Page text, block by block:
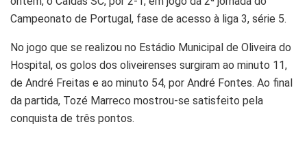
Campeonato de Portugal, fase de acesso à liga 3, série 5.
No jogo que se realizou no Estádio Municipal de Oliveira do
Hospital, os golos dos oliveirenses surgiram ao minuto 11,
de André Freitas e ao minuto 54, por André Fontes. Ao final
da partida, Tozé Marreco mostrou-se satisfeito pela
conquista de três pontos.